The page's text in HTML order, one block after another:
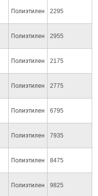
Полиэтилен 2295
Полиэтилен 2955
Полиэтилен 2175
Полиэтилен 2775
Полиэтилен 6795
Полиэтилен 7935
Полиэтилен 8475
Полиэтилен 9825